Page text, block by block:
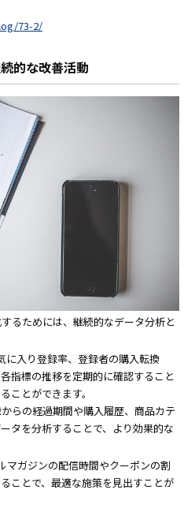
73-2/
的な改善活動
るためには、継続的なデータ分析と
に入り登録率、登録者の購入転換
指標の推移を定期的に確認すること
ことができます。
らの経過期間や購入履歴、商品カテ
タを分析することで、より効果的な
マガジンの配信時間やクーポンの割
ことで、最適な施策を見出すことが